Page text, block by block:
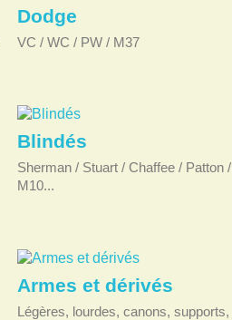
Dodge
VC / WC / PW / M37
Blindés
Sherman / Stuart / Chaffee / Patton /
M10...
Armes et dérivés
Légères, lourdes, canons, supports,